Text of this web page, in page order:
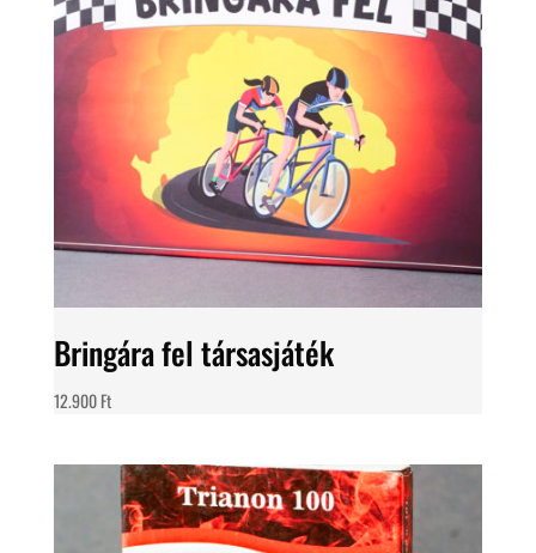
Bringára fel társasjáték
12.900Ft